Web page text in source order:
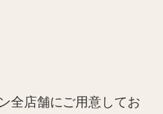
全店舗にご用意してお